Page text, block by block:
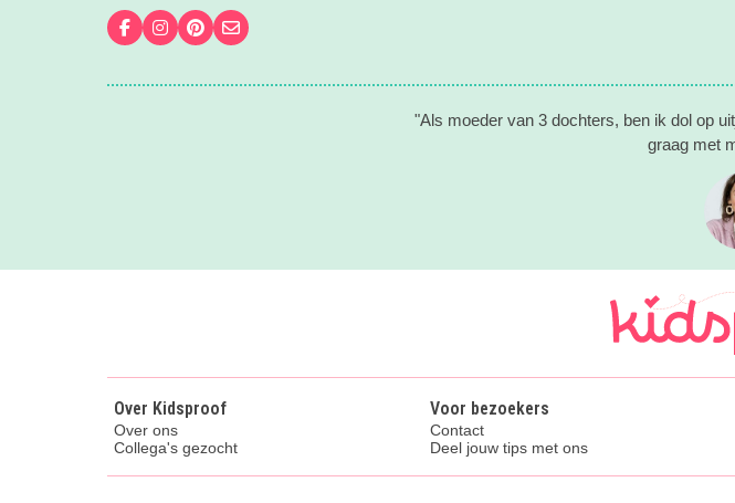
Volg ons op Facebook
Volg ons op Instagram
Volg ons op Pinterest
Mail ons
"Als moeder van 3 dochters, ben ik dol op
graag met
Over Kidsproof
Over ons
Collega's gezocht
Voor bezoekers
Contact
Deel jouw tips met ons